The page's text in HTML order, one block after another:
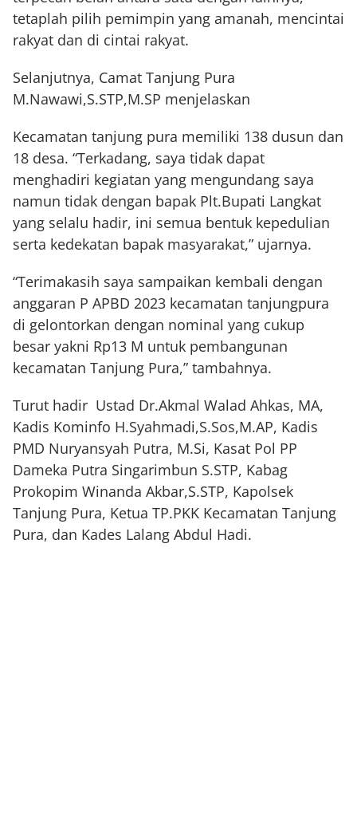
tetaplah pilih pemimpin yang amanah, mencintai
rakyat dan di cintai rakyat.
Selanjutnya, Camat Tanjung Pura
M.Nawawi,S.STP,M.SP menjelaskan
Kecamatan tanjung pura memiliki 138 dusun dan
18 desa. “Terkadang, saya tidak dapat
menghadiri kegiatan yang mengundang saya
namun tidak dengan bapak Plt.Bupati Langkat
yang selalu hadir, ini semua bentuk kepedulian
serta kedekatan bapak masyarakat,” ujarnya.
“Terimakasih saya sampaikan kembali dengan
anggaran P APBD 2023 kecamatan tanjungpura
di gelontorkan dengan nominal yang cukup
besar yakni Rp13 M untuk pembangunan
kecamatan Tanjung Pura,” tambahnya.
Turut hadir Ustad Dr.Akmal Walad Ahkas, MA,
Kadis Kominfo H.Syahmadi,S.Sos,M.AP, Kadis
PMD Nuryansyah Putra, M.Si, Kasat Pol PP
Dameka Putra Singarimbun S.STP, Kabag
Prokopim Winanda Akbar,S.STP, Kapolsek
Tanjung Pura, Ketua TP.PKK Kecamatan Tanjung
Pura, dan Kades Lalang Abdul Hadi.